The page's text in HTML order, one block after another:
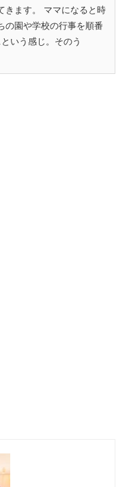
きます。 ママになると時
の園や学校の行事を順番
いう感じ。そのう